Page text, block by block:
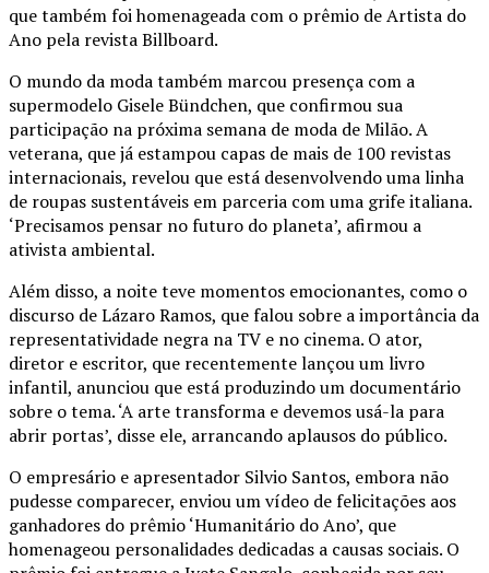
que também foi homenageada com o prêmio de Artista do
Ano pela revista Billboard.
O mundo da moda também marcou presença com a
supermodelo Gisele Bündchen, que confirmou sua
participação na próxima semana de moda de Milão. A
veterana, que já estampou capas de mais de 100 revistas
internacionais, revelou que está desenvolvendo uma linha
de roupas sustentáveis em parceria com uma grife italiana.
‘Precisamos pensar no futuro do planeta’, afirmou a
ativista ambiental.
Além disso, a noite teve momentos emocionantes, como o
discurso de Lázaro Ramos, que falou sobre a importância da
representatividade negra na TV e no cinema. O ator,
diretor e escritor, que recentemente lançou um livro
infantil, anunciou que está produzindo um documentário
sobre o tema. ‘A arte transforma e devemos usá-la para
abrir portas’, disse ele, arrancando aplausos do público.
O empresário e apresentador Silvio Santos, embora não
pudesse comparecer, enviou um vídeo de felicitações aos
ganhadores do prêmio ‘Humanitário do Ano’, que
homenageou personalidades dedicadas a causas sociais. O